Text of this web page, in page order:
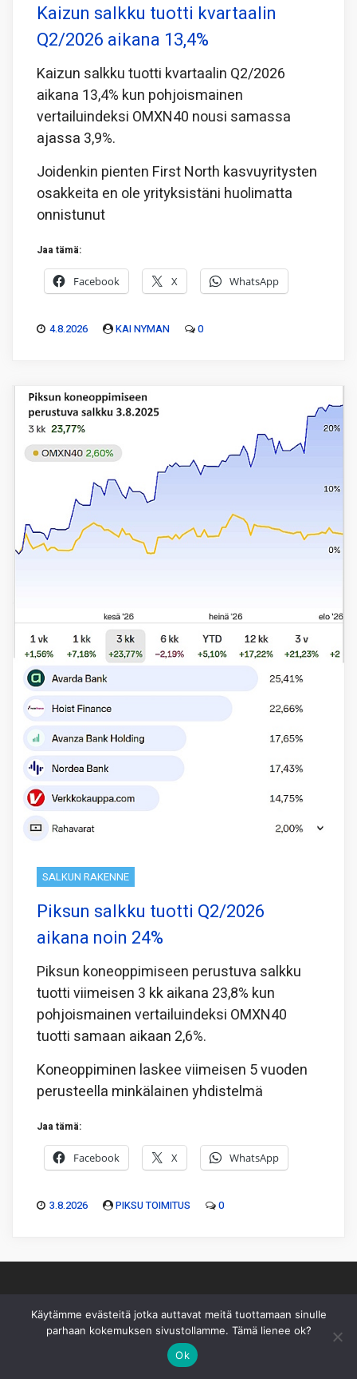
Kaizun salkku tuotti kvartaalin
Q2/2026 aikana 13,4%
Kaizun salkku tuotti kvartaalin Q2/2026
aikana 13,4% kun pohjoismainen
vertailuindeksi OMXN40 nousi samassa
ajassa 3,9%.
Joidenkin pienten First North kasvuyritysten
osakkeita en ole yrityksistäni huolimatta
onnistunut
Jaa tämä:
Facebook X WhatsApp
4.8.2026 KAI NYMAN 0
SALKUN RAKENNE
Piksun salkku tuotti Q2/2026
aikana noin 24%
Piksun koneoppimiseen perustuva salkku
tuotti viimeisen 3 kk aikana 23,8% kun
pohjoismainen vertailuindeksi OMXN40
tuotti samaan aikaan 2,6%.
Koneoppiminen laskee viimeisen 5 vuoden
perusteella minkälainen yhdistelmä
Jaa tämä:
Facebook X WhatsApp
3.8.2026 PIKSU TOIMITUS 0
Piksu Oy|Toimitus|Käyttöehdot|Mediakortti
Sivusto ei sisällä sijoitussuosituksia eikä sisältöä pidä
Käytämme evästeitä jotka auttavat meitä tuottamaan sinulle
parhaan kokemuksen sivustollamme. Tämä lienee ok?
Ok